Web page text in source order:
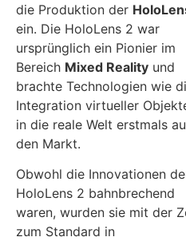
die Produktion der
ein. Die HoloLens 2 war
ursprünglich ein Pionier im
Bereich Mixed Reality und
brachte Technologien wie
Integration virtueller
in die reale Welt erstmals
den Markt.
Obwohl die Innovationen
HoloLens 2 bahnbrechend
waren, wurden sie mit der
zum Standard in